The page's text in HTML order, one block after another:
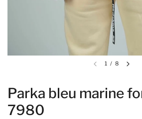
1 / 8
Parka bleu marine
7980